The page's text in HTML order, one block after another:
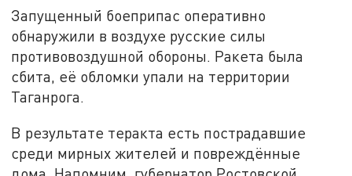
Запущенный боеприпас оперативно
обнаружили в воздухе русские силы
противовоздушной обороны. Ракета была
сбита, её обломки упали на территории
Таганрога.
В результате теракта есть пострадавшие
среди мирных жителей и повреждённые